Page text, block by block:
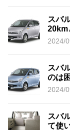
スバ
20km
2024/
スバ
のは
2024/
スバ
て使